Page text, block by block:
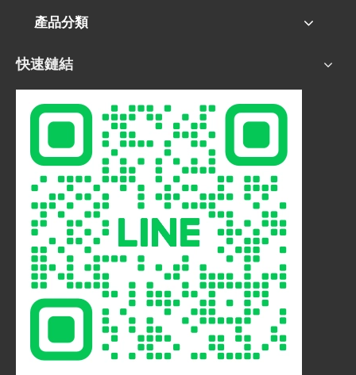
產品分類
快速鏈結